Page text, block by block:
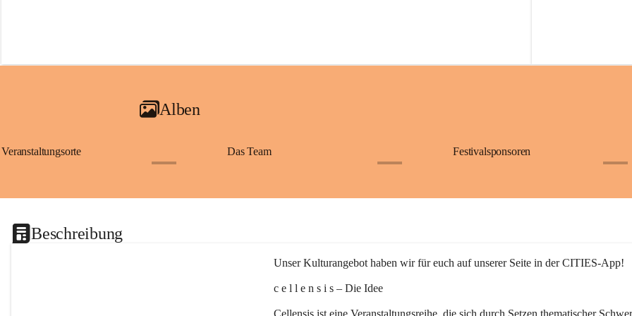
Alben
Veranstaltungsorte Das Team Festivalsponsoren
Beschreibung
Unser Kulturangebot haben wir für euch auf unserer Seite in der CITIES-App!
c e l l e n s i s – Die Idee
Cellensis ist eine Veranstaltungsreihe, die sich durch Setzen thematischer